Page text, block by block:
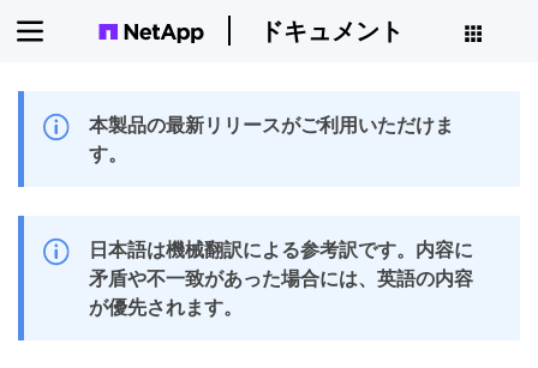
ドキュメント
本製品の最新リリースがご利用いただけま
す。
日本語は機械翻訳による参考訳です。内容に
矛盾や不一致があった場合には、英語の内容
が優先されます。